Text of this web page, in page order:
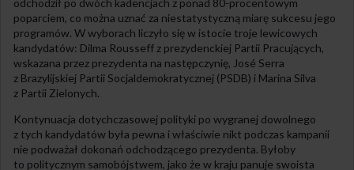
odchodził po dwóch kadencjach z ponad 80-procentowym
poparciem, co można uznać za niestatystyczną miarę sukcesu jego
programów. W wyborach liczyło się w istocie troje lewicowych
kandydatów: Dilma Rousseff z prezydenckiej Partii Pracujących,
wskazana przez prezydenta na następczynię, José Serra
z Brazylijskiej Partii Socjaldemokratycznej (PSDB) i Marina Silva
z Partii Zielonych.
Kontynuacja dotychczasowej polityki po wygranej dowolnego
z tych kandydatów była pewna i właściwie nikt podczas kampanii
nie podważał dokonań odchodzącego prezydenta. Byłoby
to politycznym samobójstwem, jako że w kraju panuje swoista